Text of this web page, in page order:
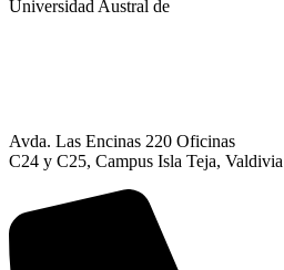
Universidad Austral de
Avda. Las Encinas 220 Oficinas
C24 y C25, Campus Isla Teja, Valdivia